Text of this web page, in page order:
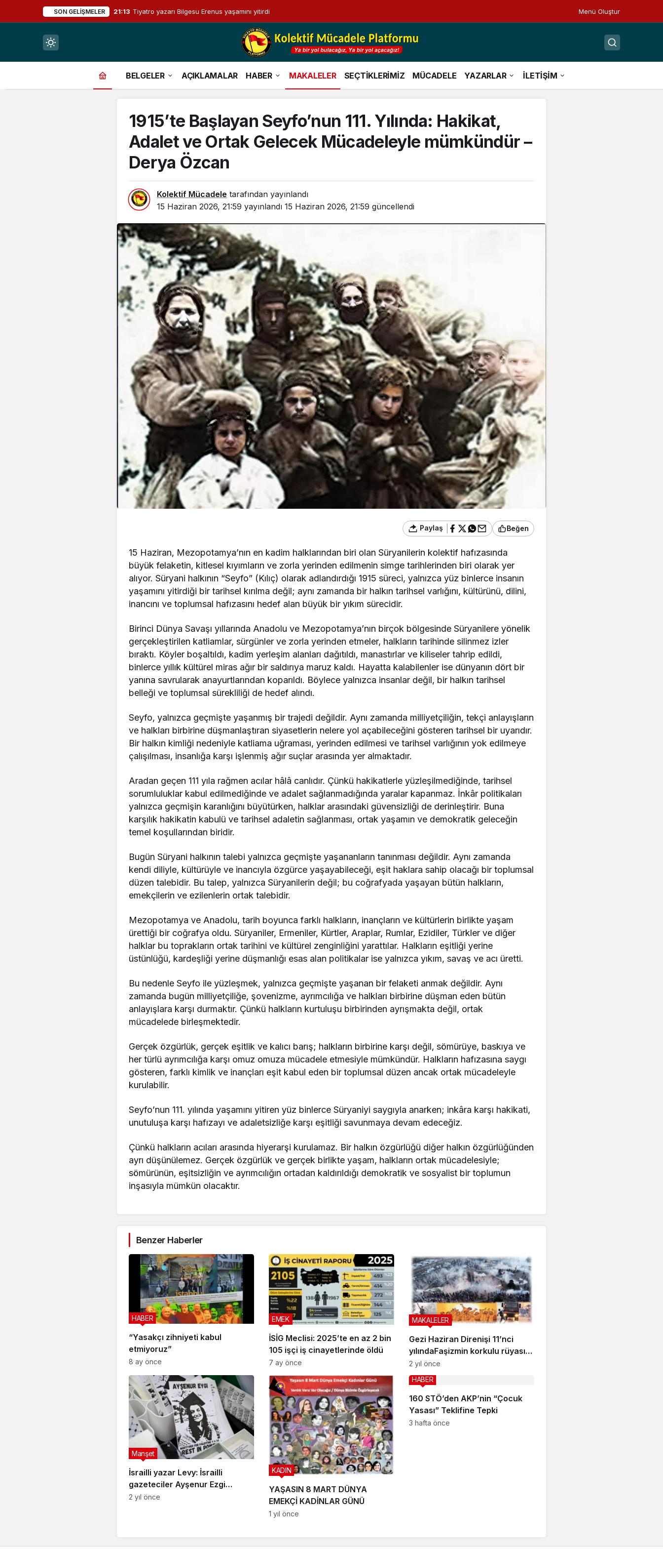
SON GELIŞMELER 21:13 Tiyatro yazarı Bilgesu Erenus yaşamını yitirdi Menü Oluştur
Mod
BELGELER AÇIKLAMALAR HABER MAKALELER SEÇTİKLERİMİZ MÜCADELE YAZARLAR İLETİŞİM
1915’te Başlayan Seyfo’nun 111. Yılında: Hakikat,
Adalet ve Ortak Gelecek Mücadeleyle mümkündür –
Derya Özcan
Kolektif Mücadele tarafından yayınlandı
15 Haziran 2026, 21:59 yayınlandı 15 Haziran 2026, 21:59 güncellendi
Paylaş Beğen
15 Haziran, Mezopotamya’nın en kadim halklarından biri olan Süryanilerin kolektif hafızasında
büyük felaketin, kitlesel kıyımların ve zorla yerinden edilmenin simge tarihlerinden biri olarak yer
alıyor. Süryani halkının “Seyfo” (Kılıç) olarak adlandırdığı 1915 süreci, yalnızca yüz binlerce insanın
yaşamını yitirdiği bir tarihsel kırılma değil; aynı zamanda bir halkın tarihsel varlığını, kültürünü, dilini,
inancını ve toplumsal hafızasını hedef alan büyük bir yıkım sürecidir.
Birinci Dünya Savaşı yıllarında Anadolu ve Mezopotamya’nın birçok bölgesinde Süryanilere yönelik
gerçekleştirilen katliamlar, sürgünler ve zorla yerinden etmeler, halkların tarihinde silinmez izler
bıraktı. Köyler boşaltıldı, kadim yerleşim alanları dağıtıldı, manastırlar ve kiliseler tahrip edildi,
binlerce yıllık kültürel miras ağır bir saldırıya maruz kaldı. Hayatta kalabilenler ise dünyanın dört bir
yanına savrularak anayurtlarından koparıldı. Böylece yalnızca insanlar değil, bir halkın tarihsel
belleği ve toplumsal sürekliliği de hedef alındı.
Seyfo, yalnızca geçmişte yaşanmış bir trajedi değildir. Aynı zamanda milliyetçiliğin, tekçi anlayışların
ve halkları birbirine düşmanlaştıran siyasetlerin nelere yol açabileceğini gösteren tarihsel bir uyarıdır.
Bir halkın kimliği nedeniyle katliama uğraması, yerinden edilmesi ve tarihsel varlığının yok edilmeye
çalışılması, insanlığa karşı işlenmiş ağır suçlar arasında yer almaktadır.
Aradan geçen 111 yıla rağmen acılar hâlâ canlıdır. Çünkü hakikatlerle yüzleşilmediğinde, tarihsel
sorumluluklar kabul edilmediğinde ve adalet sağlanmadığında yaralar kapanmaz. İnkâr politikaları
yalnızca geçmişin karanlığını büyütürken, halklar arasındaki güvensizliği de derinleştirir. Buna
karşılık hakikatin kabulü ve tarihsel adaletin sağlanması, ortak yaşamın ve demokratik geleceğin
temel koşullarından biridir.
Bugün Süryani halkının talebi yalnızca geçmişte yaşananların tanınması değildir. Aynı zamanda
kendi diliyle, kültürüyle ve inancıyla özgürce yaşayabileceği, eşit haklara sahip olacağı bir toplumsal
düzen talebidir. Bu talep, yalnızca Süryanilerin değil; bu coğrafyada yaşayan bütün halkların,
emekçilerin ve ezilenlerin ortak talebidir.
Mezopotamya ve Anadolu, tarih boyunca farklı halkların, inançların ve kültürlerin birlikte yaşam
ürettiği bir coğrafya oldu. Süryaniler, Ermeniler, Kürtler, Araplar, Rumlar, Ezidiler, Türkler ve diğer
halklar bu toprakların ortak tarihini ve kültürel zenginliğini yarattılar. Halkların eşitliği yerine
üstünlüğü, kardeşliği yerine düşmanlığı esas alan politikalar ise yalnızca yıkım, savaş ve acı üretti.
Bu nedenle Seyfo ile yüzleşmek, yalnızca geçmişte yaşanan bir felaketi anmak değildir. Aynı
zamanda bugün milliyetçiliğe, şovenizme, ayrımcılığa ve halkları birbirine düşman eden bütün
anlayışlara karşı durmaktır. Çünkü halkların kurtuluşu birbirinden ayrışmakta değil, ortak
mücadelede birleşmektedir.
Gerçek özgürlük, gerçek eşitlik ve kalıcı barış; halkların birbirine karşı değil, sömürüye, baskıya ve
her türlü ayrımcılığa karşı omuz omuza mücadele etmesiyle mümkündür. Halkların hafızasına saygı
gösteren, farklı kimlik ve inançları eşit kabul eden bir toplumsal düzen ancak ortak mücadeleyle
kurulabilir.
Seyfo’nun 111. yılında yaşamını yitiren yüz binlerce Süryaniyi saygıyla anarken; inkâra karşı hakikati,
unutuluşa karşı hafızayı ve adaletsizliğe karşı eşitliği savunmaya devam edeceğiz.
Çünkü halkların acıları arasında hiyerarşi kurulamaz. Bir halkın özgürlüğü diğer halkın özgürlüğünden
ayrı düşünülemez. Gerçek özgürlük ve gerçek birlikte yaşam, halkların ortak mücadelesiyle;
sömürünün, eşitsizliğin ve ayrımcılığın ortadan kaldırıldığı demokratik ve sosyalist bir toplumun
inşasıyla mümkün olacaktır.
Benzer Haberler
“Yasakçı zihniyeti kabul
etmiyoruz”
HABER
8 ay önce
İSİG Meclisi: 2025’te en az 2 bin
105 işçi iş cinayetlerinde öldü
EMEK
7 ay önce
Gezi Haziran Direnişi 11’nci
yılındaFaşizmin korkulu rüyası
olmaya devam ediyor!
MAKALELER
2 yıl önce
İsrailli yazar Levy: İsrailli
gazeteciler Ayşenur Ezgi
Eygi’nin vuruluşuna tanık
Manşet
2 yıl önce
YAŞASIN 8 MART DÜNYA
EMEKÇİ KADİNLAR GÜNÜ
KADIN
1 yıl önce
160 STÖ’den AKP’nin “Çocuk
Yasası” Teklifine Tepki
HABER
3 hafta önce